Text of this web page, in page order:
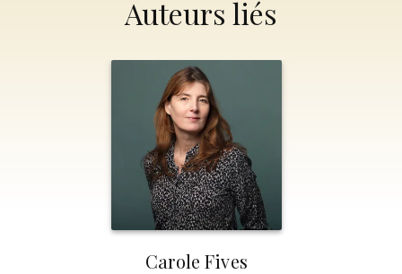
Auteurs liés
Carole Fives